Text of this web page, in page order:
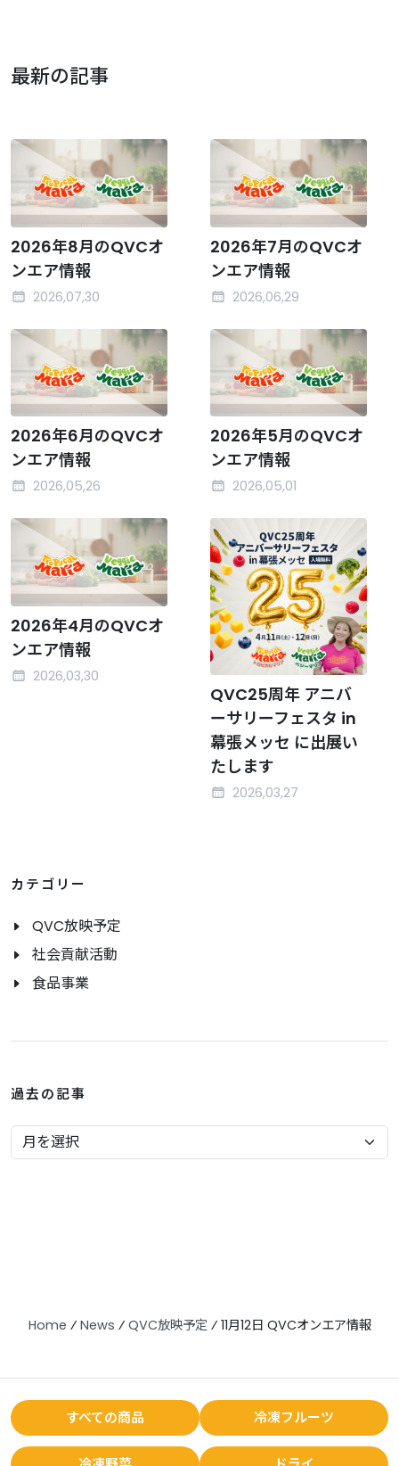
最新の記事
2026年8月のQVCオ
ンエア情報
2026,07,30
2026年7月のQVCオ
ンエア情報
2026,06,29
2026年6月のQVCオ
ンエア情報
2026,05,26
2026年5月のQVCオ
ンエア情報
2026,05,01
2026年4月のQVCオ
ンエア情報
2026,03,30
QVC25周年 アニバ
ーサリーフェスタ in
幕張メッセ に出展い
たします
2026,03,27
カテゴリー
QVC放映予定
社会貢献活動
食品事業
過去の記事
Home ⁄ News ⁄ QVC放映予定⁄ 11月12日 QVCオンエア情報
すべての商品 冷凍フルーツ